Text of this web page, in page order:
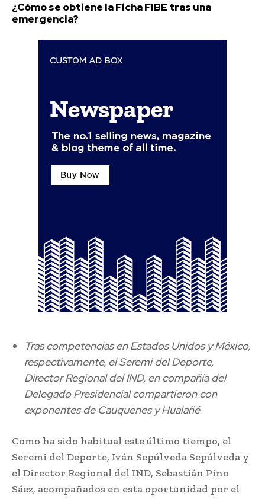
¿Cómo se obtiene la Ficha FIBE tras una
emergencia?
Tras competencias en Estados Unidos y México,
respectivamente, el Seremi del Deporte,
Director Regional del IND, en compañía del
Delegado Presidencial compartieron con
exponentes de Cauquenes y Hualañé
Como ha sido habitual este último tiempo, el
Seremi del Deporte, Iván Sepúlveda Sepúlveda y
el Director Regional del IND, Sebastián Pino
Sáez, acompañados en esta oportunidad por el